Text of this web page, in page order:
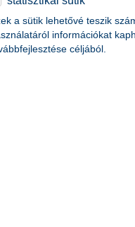
objektumok,
a sütik lehetővé teszik
információkat
céljából.